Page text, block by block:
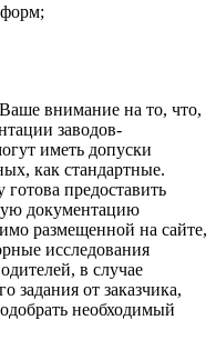
внимание на то, что,
заводов-
иметь допуски
как стандартные.
предоставить
документацию
размещенной на сайте,
исследования
в случае
задания от заказчика,
необходимый